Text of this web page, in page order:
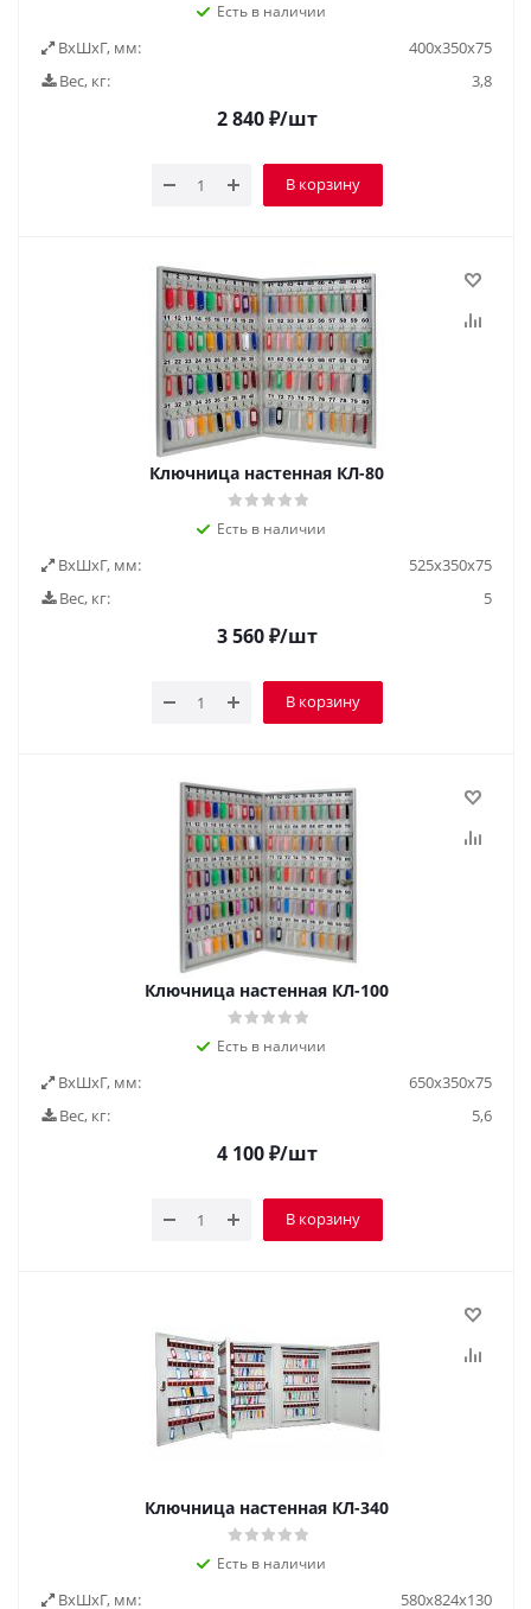
Есть в наличии
ВxШxГ, мм:
400х350х75
Вес, кг:
3,8
2 840₽/шт
В корзину
Ключница настенная КЛ-80
Есть в наличии
ВxШxГ, мм:
525х350х75
Вес, кг:
5
3 560₽/шт
В корзину
Ключница настенная КЛ-100
Есть в наличии
ВxШxГ, мм:
650х350х75
Вес, кг:
5,6
4 100₽/шт
В корзину
Ключница настенная КЛ-340
Есть в наличии
ВxШxГ, мм: 580х824х130